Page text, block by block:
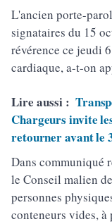
L'ancien porte-
signataires du 15
révérence ce jeudi
cardiaque, a-t-on
Lire aussi :
Chargeurs invite
retourner avant le
Dans communiqué
le Conseil malien
personnes
conteneurs vides,